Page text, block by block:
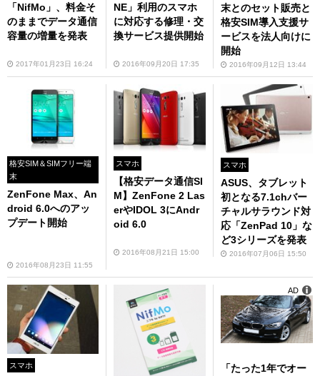
「NifMo」、料金そ
のままでデータ通信
容量の増量を発表
2017年01月23日 16:24
NE」利用のスマホ
に対応する修理・交
換サービス提供開始
2016年09月20日 17:35
末とのセット販売と
格安SIM導入支援サ
ービスを法人向けに
開始
2016年09月12日 13:44
格安SIM＆SIMフリー端
末
ZenFone Max、An
droid 6.0へのアッ
プデート開始
2016年08月23日 11:55
スマホ
【格安データ通信SI
M】ZenFone 2 Las
erやIDOL 3にAndr
oid 6.0
2016年08月21日 15:00
スマホ
ASUS、タブレット
初となる7.1chバー
チャルサラウンド対
応「ZenPad 10」な
ど3シリーズを発表
2016年07月06日 15:50
スマホ
「たった1年でオー
AD